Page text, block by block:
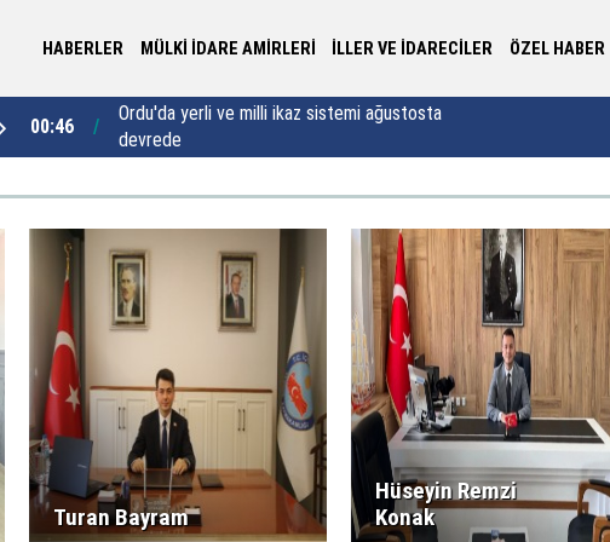
HABERLER MÜLKİ İDARE AMİRLERİ İLLER VE İDARECİLER ÖZEL HABER
23:38
Rize’de 50 öğrenci kapasiteli yatılı kız Kur’an Kursu
için imzalar atıldı
Turan Bayram
Hüseyin Remzi
Konak